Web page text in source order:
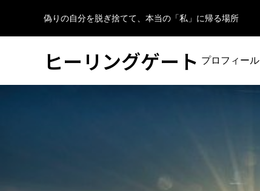
偽りの自分を脱ぎ捨てて、本当の「私」に帰る場所
ヒーリングゲート プロフィール